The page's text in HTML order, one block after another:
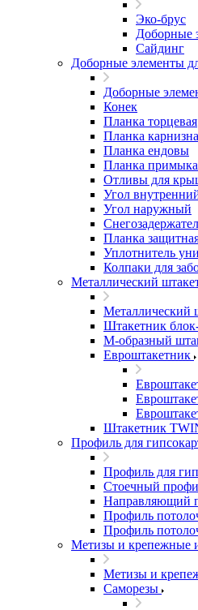
Эко-брус
Доборные
Сайдинг
Доборные элементы
Доборные
Конек
Планка торцевая
Планка
Планка ендовы
Планка
Отливы для
Угол
Угол наружный
Планка
Уплотнитель
Колпаки для
Металлический
Металлический
Штакетник
М-образный
Евроштакетник
Штакетник
Профиль для
Профиль для
Стоечный
Направляющий
Профиль
Профиль
Метизы и крепежные
Метизы и
Саморезы